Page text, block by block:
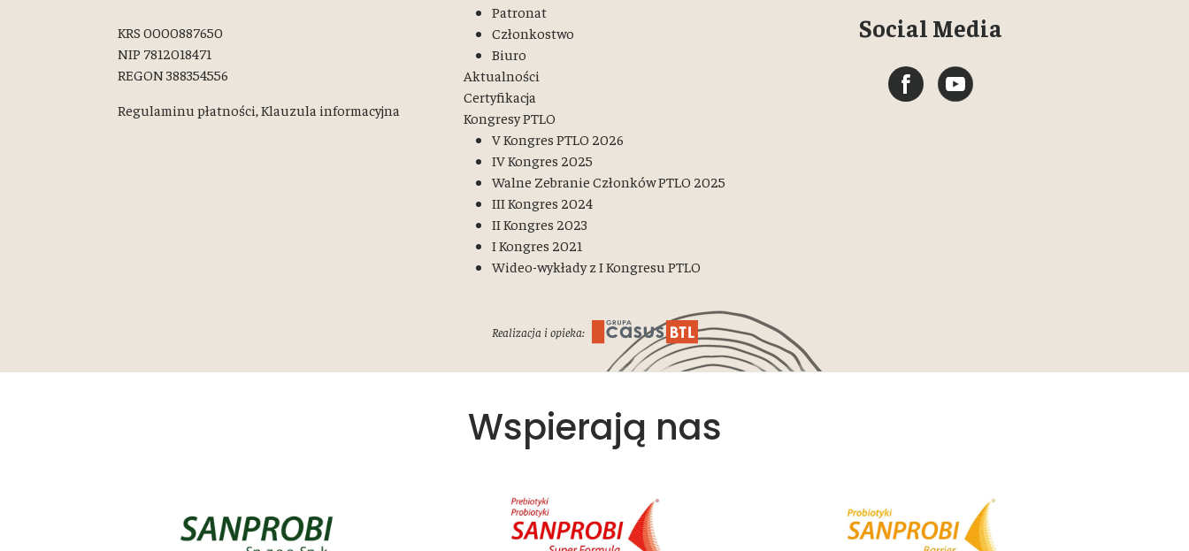
KRS 0000887650
NIP 7812018471
REGON 388354556
Regulaminu płatności,Klauzula informacyjna
Patronat
Członkostwo
Biuro
Aktualności
Certyfikacja
Kongresy PTLO
V Kongres PTLO 2026
IV Kongres 2025
Walne Zebranie Członków PTLO 2025
III Kongres 2024
II Kongres 2023
I Kongres 2021
Wideo-wykłady z I Kongresu PTLO
Social Media
Realizacja i opieka:
Wspierają nas